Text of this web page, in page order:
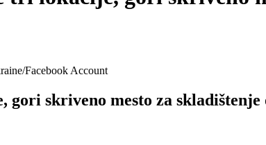
Facebook Account
skriveno mesto za